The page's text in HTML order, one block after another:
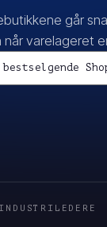
går
når varelageret